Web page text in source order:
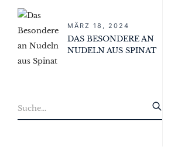
MÄRZ 18, 2024
DAS BESONDERE AN
NUDELN AUS SPINAT